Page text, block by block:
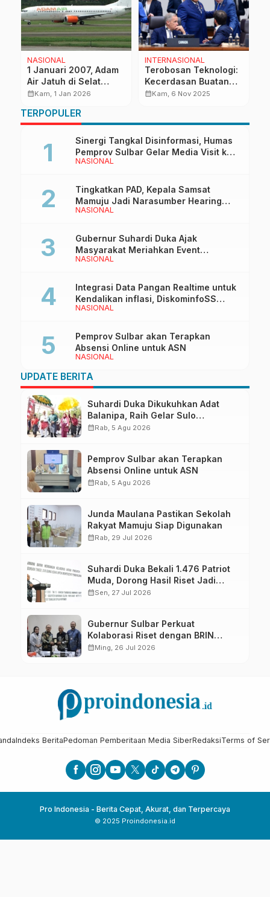
NASIONAL
1 Januari 2007, Adam
Air Jatuh di Selat
Makassar
calendar_monthKam, 1 Jan 2026
INTERNASIONAL
Terobosan Teknologi:
Kecerdasan Buatan
Kunci Utama Hadapi
calendar_monthKam, 6 Nov 2025
TERPOPULER
NASIONAL
Sinergi Tangkal Disinformasi, Humas
Pemprov Sulbar Gelar Media Visit ke
Kantor Redaksi di Mamuju
NASIONAL
Tingkatkan PAD, Kepala Samsat
Mamuju Jadi Narasumber Hearing
Bersama Wakil Ketua I DPRD Sulbar
NASIONAL
Gubernur Suhardi Duka Ajak
Masyarakat Meriahkan Event
Manakarra Fair 2026
NASIONAL
Integrasi Data Pangan Realtime untuk
Kendalikan inflasi, DiskominfoSS
Sulbar Kembangkan Sistem SAPEDA
NASIONAL
Pemprov Sulbar akan Terapkan
Absensi Online untuk ASN
UPDATE BERITA
Suhardi Duka Dikukuhkan Adat
Balanipa, Raih Gelar Sulo
Tappidena
calendar_monthRab, 5 Agu 2026
Pemprov Sulbar akan Terapkan
Absensi Online untuk ASN
calendar_monthRab, 5 Agu 2026
Junda Maulana Pastikan Sekolah
Rakyat Mamuju Siap Digunakan
calendar_monthRab, 29 Jul 2026
Suhardi Duka Bekali 1.476 Patriot
Muda, Dorong Hasil Riset Jadi
Dasar Kebijakan Transmigrasi
calendar_monthSen, 27 Jul 2026
Gubernur Sulbar Perkuat
Kolaborasi Riset dengan BRIN
untuk Mendukung Pembangunan
calendar_monthMing, 26 Jul 2026
Indeks BeritaPedoman Pemberitaan Media SiberRedaksiTerms of
Pro Indonesia - Berita Cepat, Akurat, dan Terpercaya
© 2025 Proindonesia.id